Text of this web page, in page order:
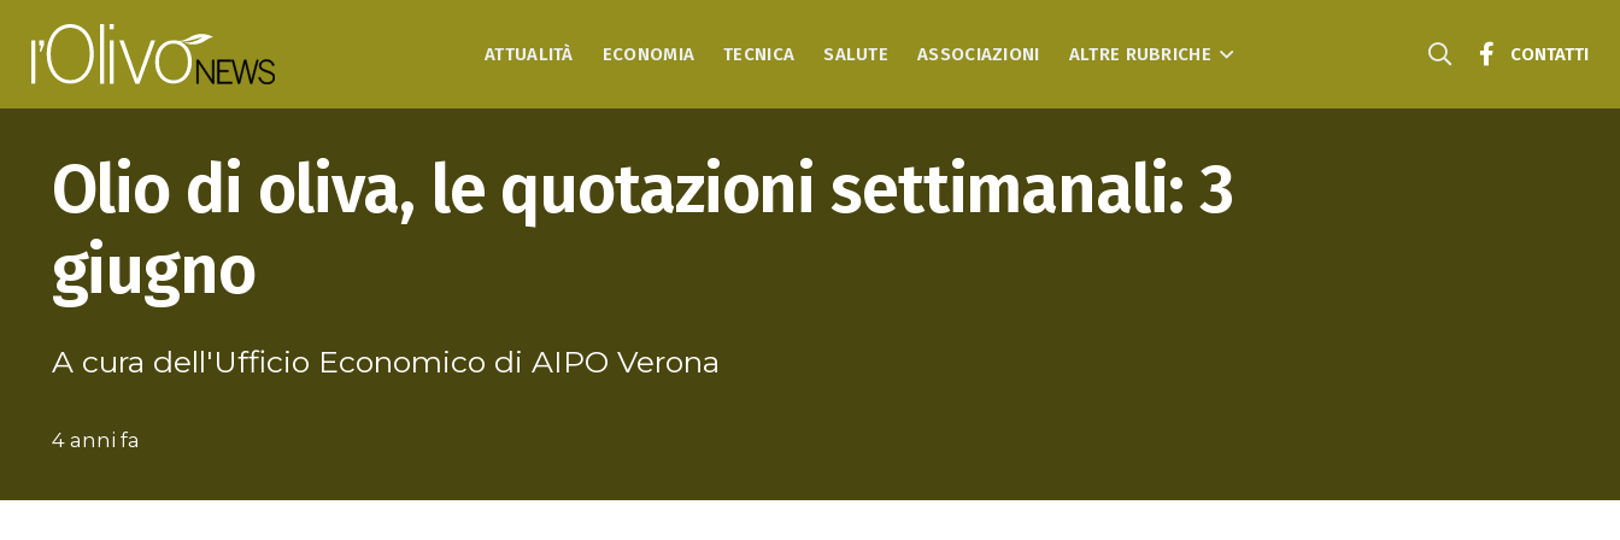
ATTUALITÀ ECONOMIA TECNICA SALUTE ASSOCIAZIONI ALTRE RUBRICHE CONTATTI
Olio di oliva, le quotazioni settimanali: 3
giugno
A cura dell'Ufficio Economico di AIPO Verona
4 anni fa